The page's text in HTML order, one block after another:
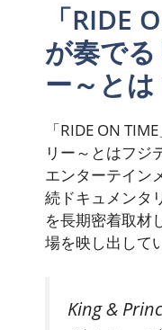
「RIDE
が奏で
ー～とは
「RIDE ON
リー～とはフジ
エンターテイン
続ドキュメンタ
を長期密着取材
場を映し出して
King &